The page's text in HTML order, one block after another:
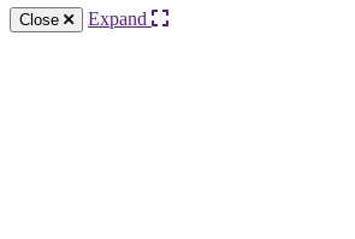
Close Expand